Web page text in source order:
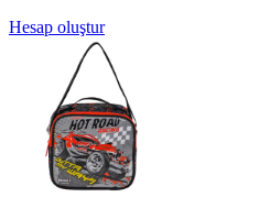
Hesap oluştur